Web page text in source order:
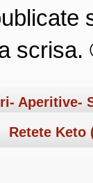
Aperitive-
Retete Keto